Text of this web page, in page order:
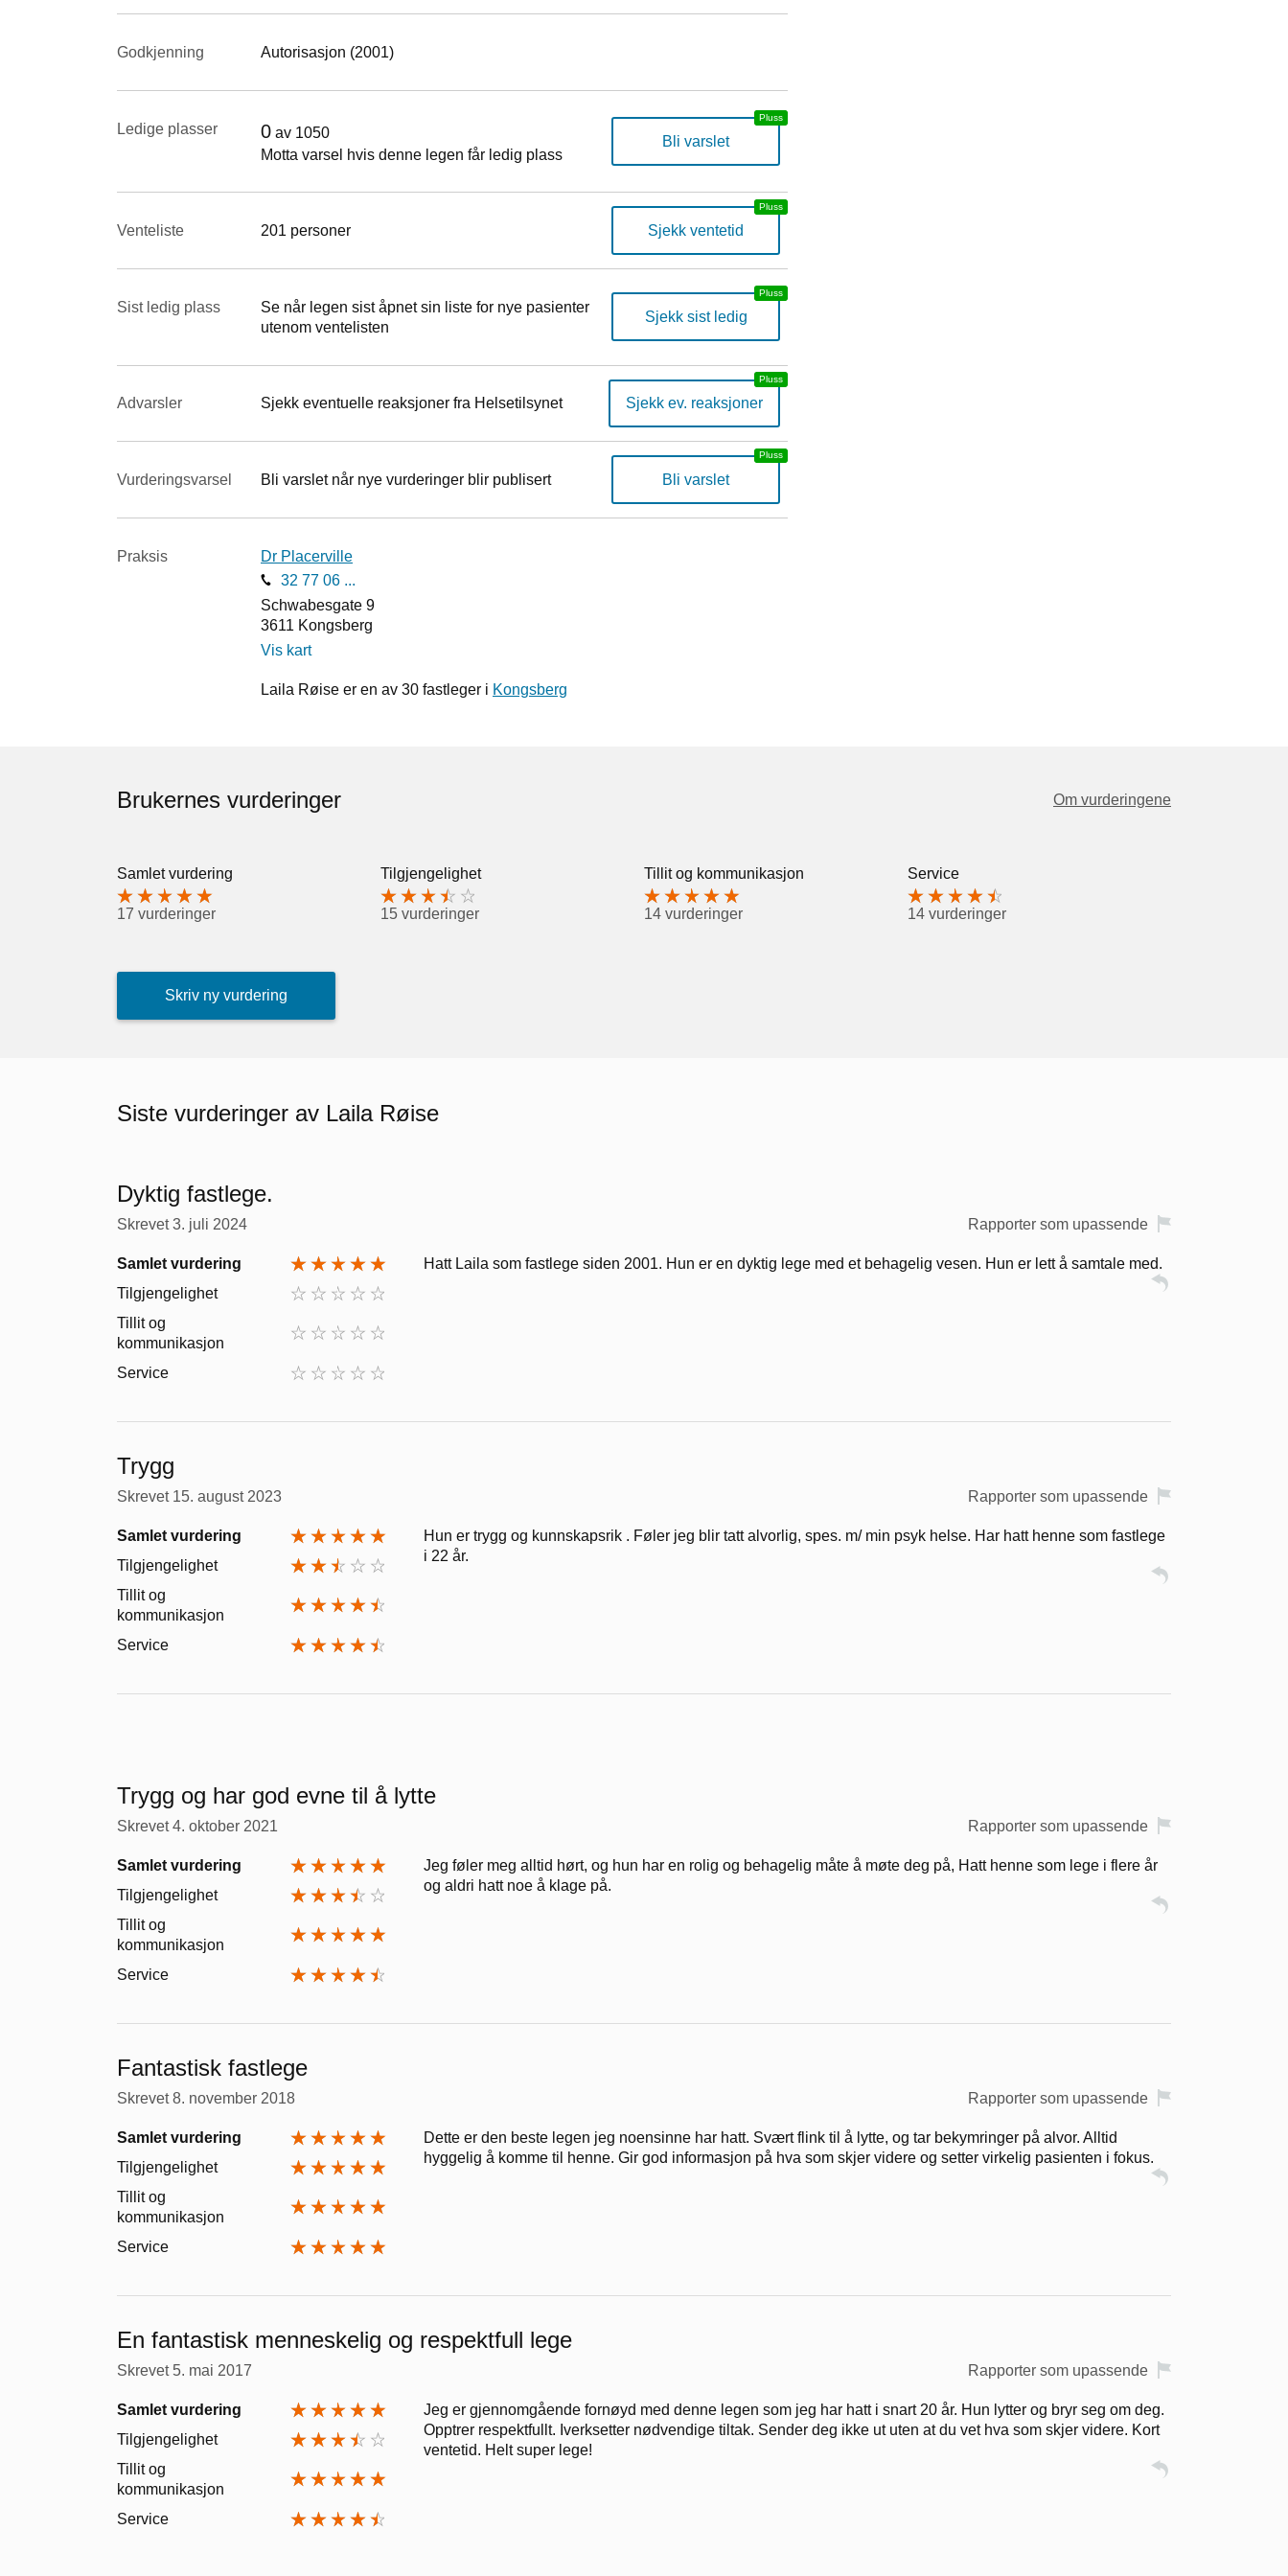
Godkjenning Autorisasjon (2001)
Ledige plasser 0 av 1050
Motta varsel hvis denne legen får ledig plass
Bli varslet
Venteliste 201 personer Sjekk ventetid
Sist ledig plass
Se når legen sist åpnet sin liste for nye pasienter
utenom ventelisten
Sjekk sist ledig
Advarsler Sjekk eventuelle reaksjoner fra Helsetilsynet Sjekk ev. reaksjoner
Vurderings­varsel Bli varslet når nye vurderinger blir publisert Bli varslet
Praksis
Dr Placerville
32 77 06 ...
Schwabesgate 9
3611 Kongsberg
Vis kart
Laila Røise er en av 30 fastleger i Kongsberg
Brukernes vurderinger Om vurderingene
Samlet vurdering
17 vurderinger
Tilgjengelighet
15 vurderinger
Tillit og kommunikasjon
14 vurderinger
Service
14 vurderinger
Skriv ny vurdering
Siste vurderinger av Laila Røise
Dyktig fastlege.
Skrevet3. juli 2024 Rapporter som upassende
Samlet vurdering
Tilgjengelighet
Tillit og
kommunikasjon
Service
Hatt Laila som fastlege siden 2001. Hun er en dyktig lege med et behagelig vesen. Hun er lett å samtale med.
Trygg
Skrevet 15. august 2023 Rapporter som upassende
Samlet vurdering
Tilgjengelighet
Tillit og
kommunikasjon
Service
Hun er trygg og kunnskapsrik . Føler jeg blir tatt alvorlig, spes. m/ min psyk helse. Har hatt henne som fastlege
i 22 år.
Trygg og har god evne til å lytte
Skrevet4. oktober 2021 Rapporter som upassende
Samlet vurdering
Tilgjengelighet
Tillit og
kommunikasjon
Service
Jeg føler meg alltid hørt, og hun har en rolig og behagelig måte å møte deg på, Hatt henne som lege i flere år
og aldri hatt noe å klage på.
Fantastisk fastlege
Skrevet8. november 2018 Rapporter som upassende
Samlet vurdering
Tilgjengelighet
Tillit og
kommunikasjon
Service
Dette er den beste legen jeg noensinne har hatt. Svært flink til å lytte, og tar bekymringer på alvor. Alltid
hyggelig å komme til henne. Gir god informasjon på hva som skjer videre og setter virkelig pasienten i fokus.
En fantastisk menneskelig og respektfull lege
Skrevet 5. mai 2017 Rapporter som upassende
Samlet vurdering
Tilgjengelighet
Tillit og
kommunikasjon
Service
Jeg er gjennomgående fornøyd med denne legen som jeg har hatt i snart 20 år. Hun lytter og bryr seg om deg.
Opptrer respektfullt. Iverksetter nødvendige tiltak. Sender deg ikke ut uten at du vet hva som skjer videre. Kort
ventetid. Helt super lege!